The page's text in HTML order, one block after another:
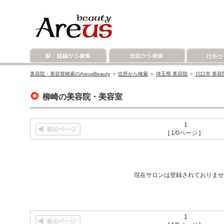
美容院・美容室検索のAreusBeauty ＞ 住所から検索 ＞ 埼玉県 美容院 ＞ 川口市 美容
柳崎の美容院・美容室
1
[ 1/0ページ ]
現在サロンは登録されておりま
1